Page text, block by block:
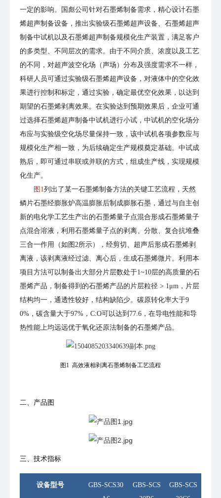
一定的影响。国彪公司针对石墨烯制备需求，精心设计石墨
烯超声制备设备，推出实验级石墨烯超声设备、石墨烯超声
制备中试机以及石墨烯超声制备规模化生产装置，满足客户
的多类型、不同层次的需求。由于不同介质、浓度以及工艺
的不同，对超声波空化场（声场）分布及强度需求不一样，
科研人员可通过实验级石墨烯超声设备，对液体中的空化效
果进行控制和标定，通过实验，确定最优空化效果，以达到
期望的石墨烯剥离效果。在实验达到预期效果后，企业可通
过选择石墨烯超声制备中试机进行小试，中试机的空化场分
布应与实验级空化场尽量保持一致，该中试机各项参数应与
规模化生产相一致，为后续确定生产规模奠定基础。中试成
熟后，即可通过串联或并联的方式，组成生产线，实现规模
化生产。
图1列出了某一石墨烯制备方法的关键工艺流程，天然
鳞片石墨经膨胀炉高温膨胀后制成膨胀石墨，通过与自主创
新的电化学工艺生产出的石墨烯量子点混合形成石墨烯量子
点混合溶液，利用石墨烯量子点的剥离、分散、复合抗堆叠
三合一作用（如图2所示），经剪切、超声后形成石墨烯剥
离液，该剥离液经过滤、离心后，生成石墨烯微片。利用本
项目方法可以制备出大部分片层数处于1~10层的高质量的石
墨烯产品，制备得到的石墨烯产品的片层粒径 > 1μm，片层
结构均一，通透性较好，结构缺陷少。碳原转化率大于9
0%，碳含量大于97%，C:O可以达到77.6，在导电性能和导
热性能上均远远优于氧化还原法制备的石墨烯产品。
图1 高效液相剥离石墨烯制备工艺流程
二、产品图
三、技术指标
设备型号
GBS-SCS30
GBS-SCS
GBS-SCS